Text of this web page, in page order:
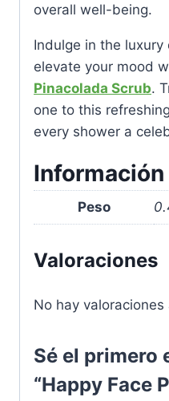
overall well-being.
Indulge in the
elevate your mood
Pinacolada Scrub.
one to this
every shower a
Peso
Valoraciones
No hay valoraciones
Sé el primero
“Happy Face